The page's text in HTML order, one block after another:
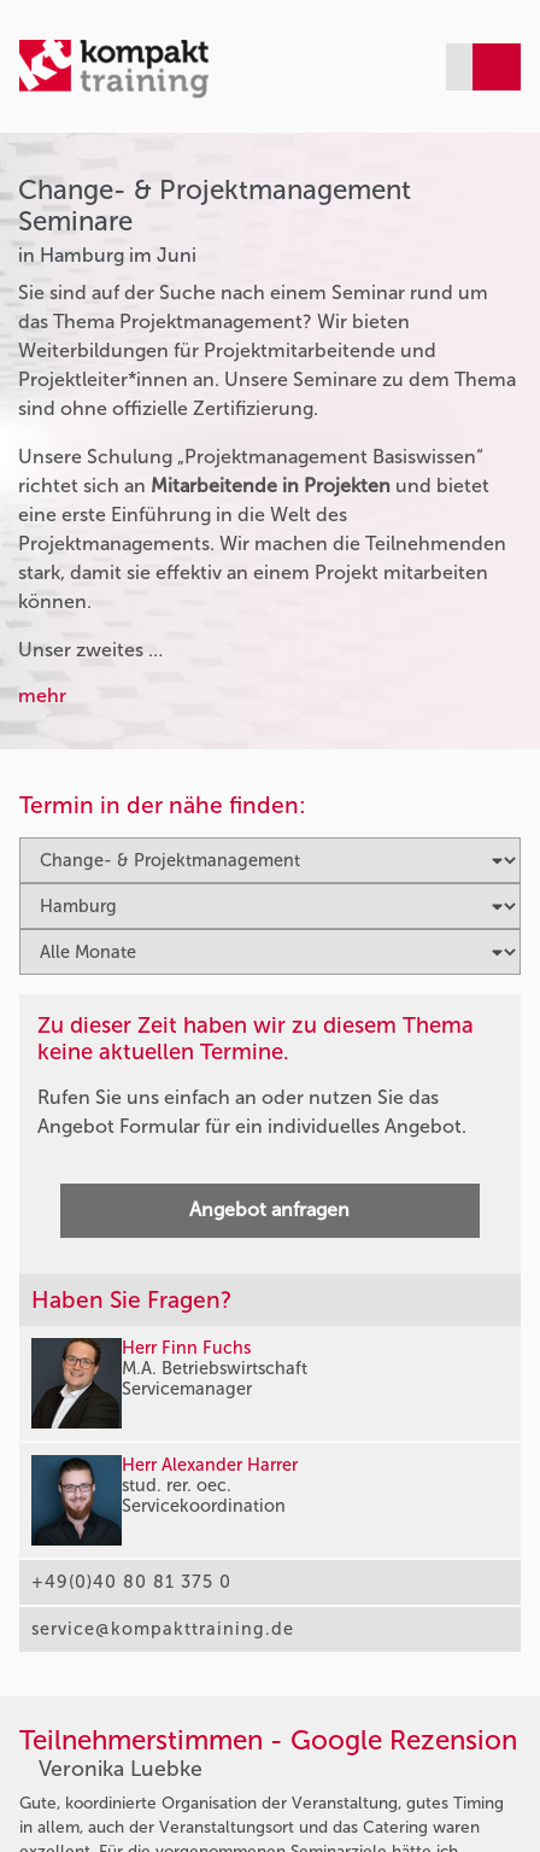
Change- & Projektmanagement
Seminare
in Hamburg im Juni
Sie sind auf der Suche nach einem Seminar rund um
das Thema Projektmanagement? Wir bieten
Weiterbildungen für Projektmitarbeitende und
Projektleiter*innen an. Unsere Seminare zu dem Thema
sind ohne offizielle Zertifizierung.
Unsere Schulung „Projektmanagement Basiswissen“
richtet sich an Mitarbeitende in Projekten und bietet
eine erste Einführung in die Welt des
Projektmanagements. Wir machen die Teilnehmenden
stark, damit sie effektiv an einem Projekt mitarbeiten
können.
Unser zweites …
mehr
Termin in der nähe finden:
Zu dieser Zeit haben wir zu diesem Thema
keine aktuellen Termine.
Rufen Sie uns einfach an oder nutzen Sie das
Angebot Formular für ein individuelles Angebot.
Angebot anfragen
Haben Sie Fragen?
Herr Finn Fuchs
M.A. Betriebswirtschaft
Servicemanager
Herr Alexander Harrer
stud. rer. oec.
Servicekoordination
+49(0)40 80 81 375 0
service@kompakttraining.de
Teilnehmerstimmen - Google Rezension
Veronika Luebke
Gute, koordinierte Organisation der Veranstaltung, gutes Timing
in allem, auch der Veranstaltungsort und das Catering waren